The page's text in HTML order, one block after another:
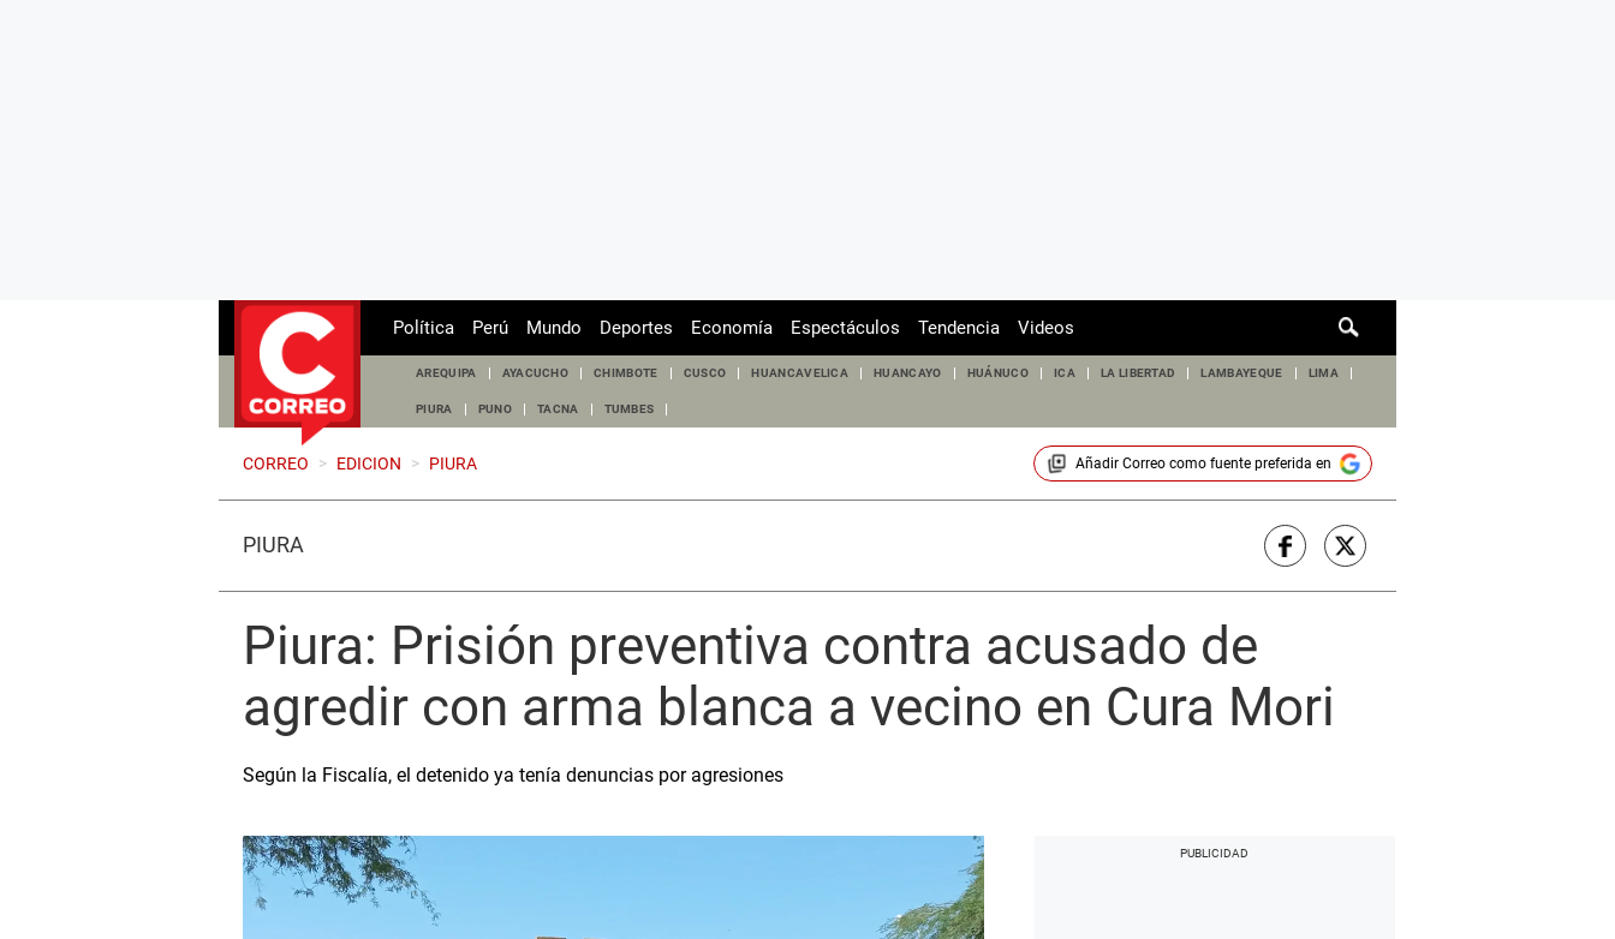
de
Política Perú Mundo Deportes Economía Espectáculos Tendencia Videos
AREQUIPA AYACUCHO CHIMBOTE CUSCO HUANCAVELICA HUANCAYO HUÁNUCO ICA LA LIBERTAD LAMBAYEQUE LIMA
PIURA PUNO TACNA TUMBES
CORREO > EDICION > PIURA Añadir Correocomo fuente preferida en
PIURA
Piura: Prisión preventiva contra acusado de
agredir con arma blanca a vecino en Cura Mori
Según la Fiscalía, el detenido ya tenía denuncias por agresiones